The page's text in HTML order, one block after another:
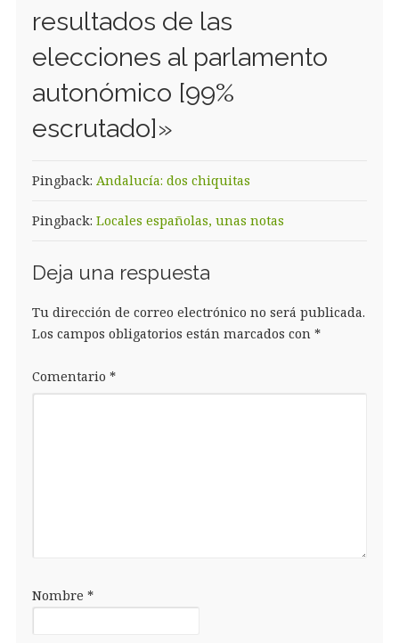
resultados de las
elecciones al parlamento
autonómico [99%
escrutado]»
Pingback: Andalucía: dos chiquitas
Pingback: Locales españolas, unas notas
Deja una respuesta
Tu dirección de correo electrónico no será publicada.
Los campos obligatorios están marcados con *
Comentario *
Nombre *